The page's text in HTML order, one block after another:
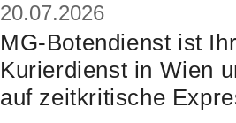
20.07.2026
MG‑Botendienst ist
Kurierdienst in Wien
auf zeitkritische